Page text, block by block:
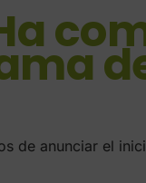
de anunciar el